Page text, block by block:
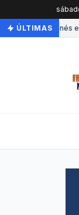
ÚLTIMAS
Experto japonés